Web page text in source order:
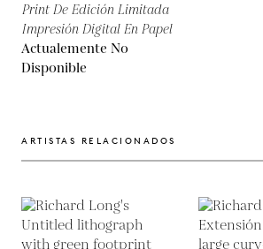
Print De Edición Limitada
Impresión Digital En Papel
Actualemente No
Disponible
ARTISTAS RELACIONADOS